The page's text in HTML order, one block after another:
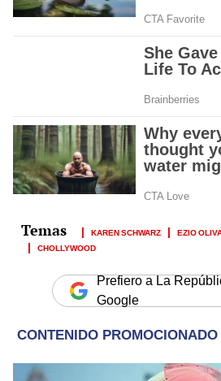
KAREN SCHWARZ EZIO
CHOLLYWOOD
Prefiero a La
Google